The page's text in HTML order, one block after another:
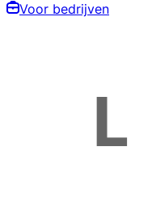
Voor bedrijven